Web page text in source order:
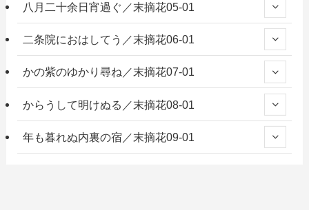
八月二十余日宵過ぐ／末摘花05-01
二条院におはしてう／末摘花06-01
かの紫のゆかり尋ね／末摘花07-01
からうして明けぬる／末摘花08-01
年も暮れぬ内裏の宿／末摘花09-01